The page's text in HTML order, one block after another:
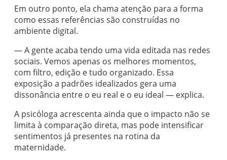
Em outro ponto, ela chama atenção para a forma
como essas referências são construídas no
ambiente digital.
— A gente acaba tendo uma vida editada nas redes
sociais. Vemos apenas os melhores momentos,
com filtro, edição e tudo organizado. Essa
exposição a padrões idealizados gera uma
dissonância entre o eu real e o eu ideal — explica.
A psicóloga acrescenta ainda que o impacto não se
limita à comparação direta, mas pode intensificar
sentimentos já presentes na rotina da
maternidade.